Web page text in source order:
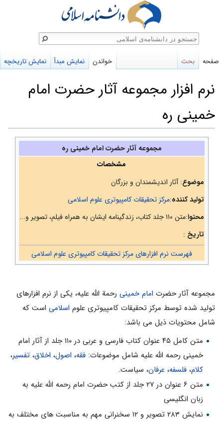
نرم افزار مجموعه آثار حضرت امام
خمینی ره
پرش
پرش
مجموعه آثار حضرت امام خمینی ره
مشخصات
موضوع: آثار اندیشمندان و بزرگان
تولید کننده:مرکز تحقیقات کامپیوتری علوم اسلامی
محتوا:متن ۱۱۰ جلد کتاب، زندگینامه ایشان به همراه فیلم، تصویر و...
تاریخ :
فهرست نرم افزارهای مرکز تحقیقات کامپیوتری علوم اسلامی
مجموعه آثار حضرت امام خمینی رحمة الله علیه، یکی از نرم افزارهای
تولید شده توسط مرکز تحقیقات کامپیوتری علوم اسلامی است که
شامل محتویات ذیل می باشد:
متن كامل ۴۵ عنوان كتاب فارسی و عربی در ۱۱۰ جلد از آثار امام
خمینی رحمه الله علیه شامل موضوعات: فقه، اصول، اخلاق، تفسیر،
کلام، فلسفه، عرفان، سیاست.
متن ۶ عنوان در ۲۷ جلد از كتب حضرت امام رحمه الله علیه به
زبان انگلیسی
نمایش ۲۸۳ تصویر و ۱۲ سخنرانی مهم به مناسبت های مختلف به
صفحه بحث خواندن نمایش مبدأ نمایش تاریخچه
جستجو